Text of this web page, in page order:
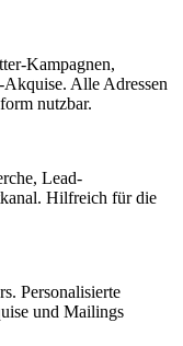
Kampagnen,
Alle Adressen
nutzbar.
Lead-
Hilfreich für die
Personalisierte
und Mailings